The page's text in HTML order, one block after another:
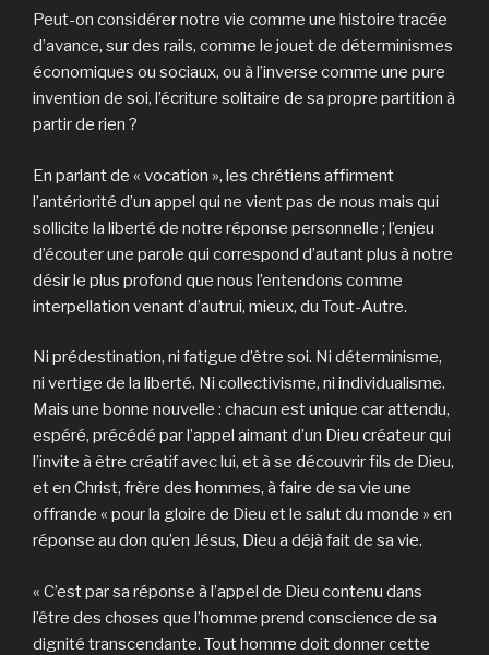
Peut-on considérer notre vie comme une histoire tracée
d’avance, sur des rails, comme le jouet de déterminismes
économiques ou sociaux, ou à l’inverse comme une pure
invention de soi, l’écriture solitaire de sa propre partition à
partir de rien ?
En parlant de « vocation », les chrétiens affirment
l’antériorité d’un appel qui ne vient pas de nous mais qui
sollicite la liberté de notre réponse personnelle ; l’enjeu
d’écouter une parole qui correspond d’autant plus à notre
désir le plus profond que nous l’entendons comme
interpellation venant d’autrui, mieux, du Tout-Autre.
Ni prédestination, ni fatigue d’être soi. Ni déterminisme,
ni vertige de la liberté. Ni collectivisme, ni individualisme.
Mais une bonne nouvelle : chacun est unique car attendu,
espéré, précédé par l’appel aimant d’un Dieu créateur qui
l’invite à être créatif avec lui, et à se découvrir fils de Dieu,
et en Christ, frère des hommes, à faire de sa vie une
offrande « pour la gloire de Dieu et le salut du monde » en
réponse au don qu’en Jésus, Dieu a déjà fait de sa vie.
« C’est par sa réponse à l’appel de Dieu contenu dans
l’être des choses que l’homme prend conscience de sa
dignité transcendante. Tout homme doit donner cette